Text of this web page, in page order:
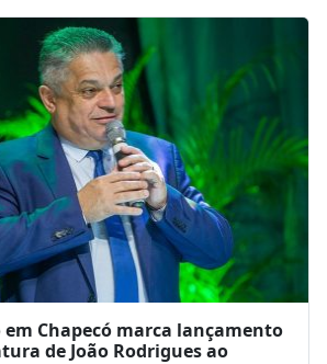
Chapecó marca lançamento
de João Rodrigues ao